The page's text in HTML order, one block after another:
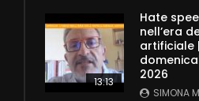
13:13
Hate
nell’era
artificiale
2026
SIMONA